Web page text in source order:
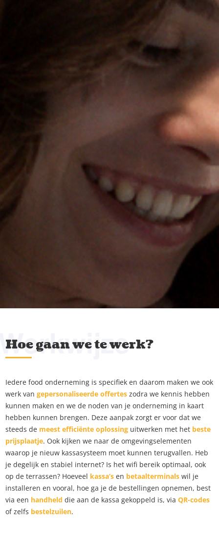
Hoe gaan we te werk?
Iedere food onderneming is specifiek en daarom maken we ook
werk van gepersonaliseerde offerteszodra we kennis hebben
kunnen maken en we de noden van je onderneming in kaart
hebben kunnen brengen. Deze aanpak zorgt er voor dat we
steeds de meest efficiënte oplossinguitwerken met het beste
prijsplaatje. Ook kijken we naar de omgevingselementen
waarop je nieuw kassasysteem moet kunnen terugvallen. Heb
je degelijk en stabiel internet? Is het wifi bereik optimaal, ook
op de terrassen? Hoeveel kassa’sen betaalterminalswil je
installeren en vooral, hoe ga je de bestellingen opnemen, best
via een handheld die aan de kassa gekoppeld is, via QR-codes
of zelfs bestelzuilen.